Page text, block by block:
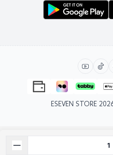
ESEVEN STORE